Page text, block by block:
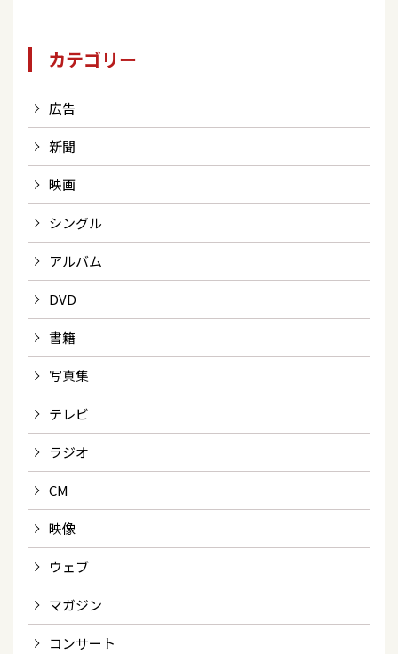
カテゴリー
広告
新聞
映画
シングル
アルバム
DVD
書籍
写真集
テレビ
ラジオ
CM
映像
ウェブ
マガジン
コンサート